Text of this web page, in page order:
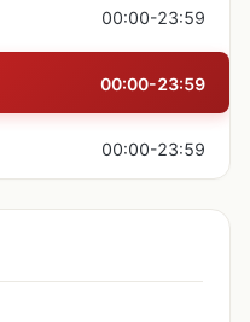
00:00-23:59
00:00-23:59
00:00-23:59